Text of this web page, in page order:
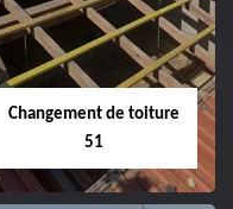
51
Changement de toiture
51